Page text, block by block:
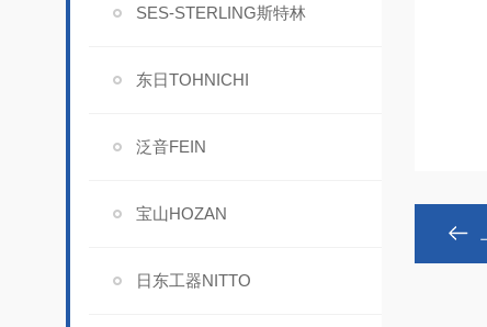
SES-STERLING斯特林
东日TOHNICHI
泛音FEIN
宝山HOZAN
日东工器NITTO